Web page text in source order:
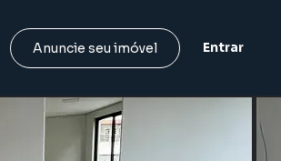
Anuncie seu imóvel Entrar